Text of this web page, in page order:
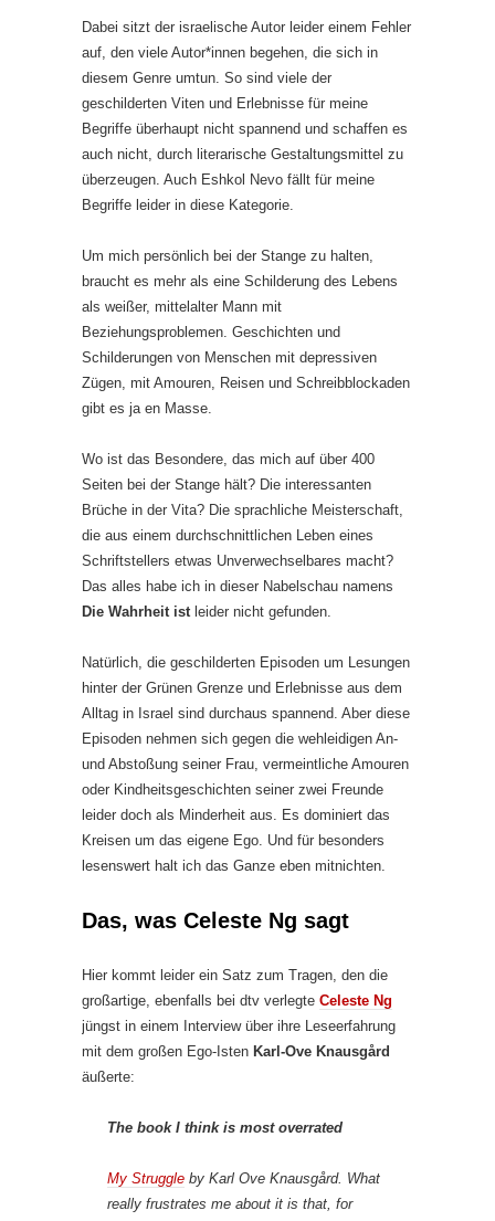
Dabei sitzt der israelische Autor leider einem Fehler
auf, den viele Autor*innen begehen, die sich in
diesem Genre umtun. So sind viele der
geschilderten Viten und Erlebnisse für meine
Begriffe überhaupt nicht spannend und schaffen es
auch nicht, durch literarische Gestaltungsmittel zu
überzeugen. Auch Eshkol Nevo fällt für meine
Begriffe leider in diese Kategorie.
Um mich persönlich bei der Stange zu halten,
braucht es mehr als eine Schilderung des Lebens
als weißer, mittelalter Mann mit
Beziehungsproblemen. Geschichten und
Schilderungen von Menschen mit depressiven
Zügen, mit Amouren, Reisen und Schreibblockaden
gibt es ja en Masse.
Wo ist das Besondere, das mich auf über 400
Seiten bei der Stange hält? Die interessanten
Brüche in der Vita? Die sprachliche Meisterschaft,
die aus einem durchschnittlichen Leben eines
Schriftstellers etwas Unverwechselbares macht?
Das alles habe ich in dieser Nabelschau namens
Die Wahrheit ist leider nicht gefunden.
Natürlich, die geschilderten Episoden um Lesungen
hinter der Grünen Grenze und Erlebnisse aus dem
Alltag in Israel sind durchaus spannend. Aber diese
Episoden nehmen sich gegen die wehleidigen An-
und Abstoßung seiner Frau, vermeintliche Amouren
oder Kindheitsgeschichten seiner zwei Freunde
leider doch als Minderheit aus. Es dominiert das
Kreisen um das eigene Ego. Und für besonders
lesenswert halt ich das Ganze eben mitnichten.
Das, was Celeste Ng sagt
Hier kommt leider ein Satz zum Tragen, den die
großartige, ebenfalls bei dtv verlegte Celeste Ng
jüngst in einem Interview über ihre Leseerfahrung
mit dem großen Ego-Isten Karl-Ove Knausgård
äußerte:
The book I think is most overrated
My Struggle by Karl Ove Knausgård. What
really frustrates me about it is that, for